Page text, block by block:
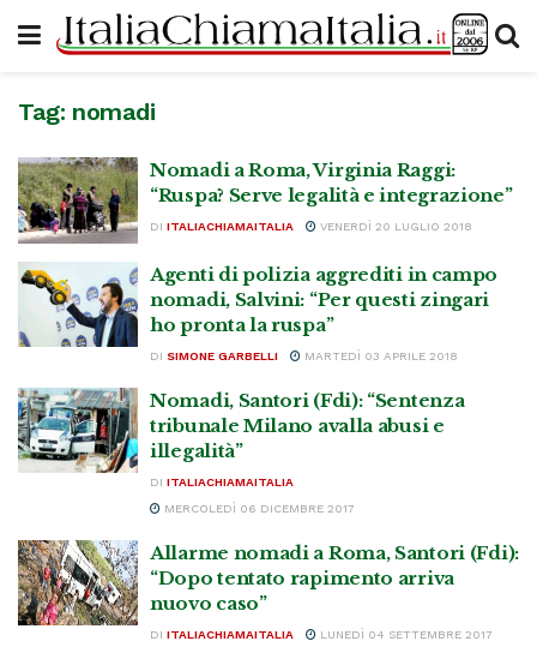
Tag: nomadi
Nomadi a Roma, Virginia Raggi:
“Ruspa? Serve legalità e integrazione”
DI ITALIACHIAMAITALIA VENERDÌ 20 LUGLIO 2018
Agenti di polizia aggrediti in campo
nomadi, Salvini: “Per questi zingari
ho pronta la ruspa”
DI SIMONE GARBELLI MARTEDÌ 03 APRILE 2018
Nomadi, Santori (Fdi): “Sentenza
tribunale Milano avalla abusi e
illegalità”
DI ITALIACHIAMAITALIA
MERCOLEDÌ 06 DICEMBRE 2017
Allarme nomadi a Roma, Santori (Fdi):
“Dopo tentato rapimento arriva
nuovo caso”
DI ITALIACHIAMAITALIA LUNEDÌ 04 SETTEMBRE 2017